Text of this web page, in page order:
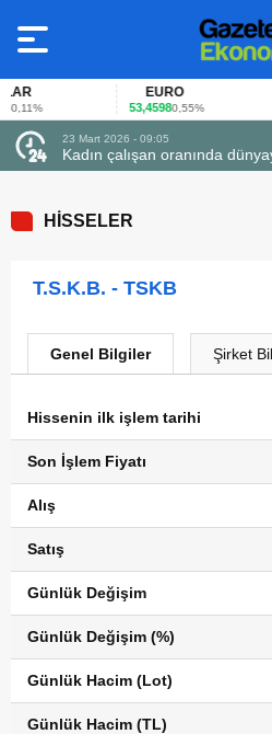
EURO
53,45980,55%
23 Mart 2026 - 09:05
Kadın çalışan oranında
HİSSELER
T.S.K.B. - TSKB
Genel Bilgiler Şirket
Hissenin ilk işlem tarihi
Son İşlem Fiyatı
Alış
Satış
Günlük Değişim
Günlük Değişim (%)
Günlük Hacim (Lot)
Günlük Hacim (TL)